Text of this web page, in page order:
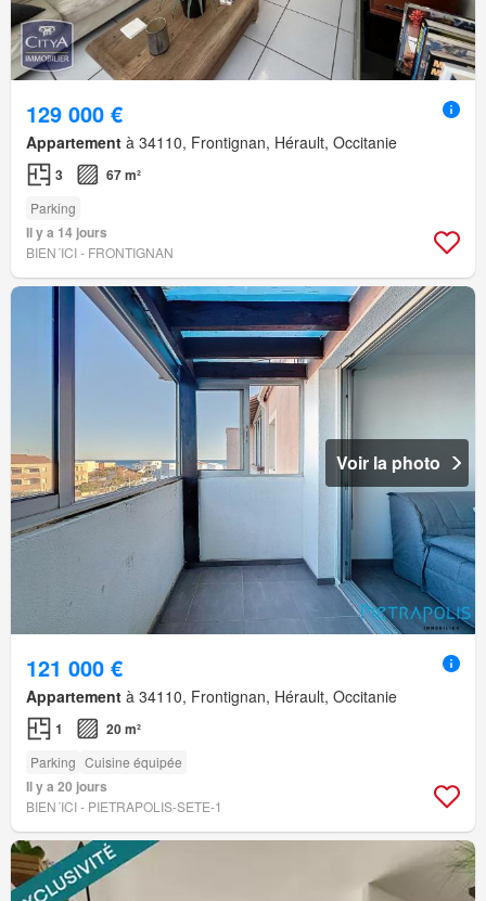
129 000 €
Appartement à 34110, Frontignan, Hérault, Occitanie
3 67 m²
Parking
Il y a 14 jours
BIEN´ICI - FRONTIGNAN
Voir la photo
121 000 €
Appartement à 34110, Frontignan, Hérault, Occitanie
1 20 m²
Parking Cuisine équipée
Il y a 20 jours
BIEN´ICI - PIETRAPOLIS-SETE-1